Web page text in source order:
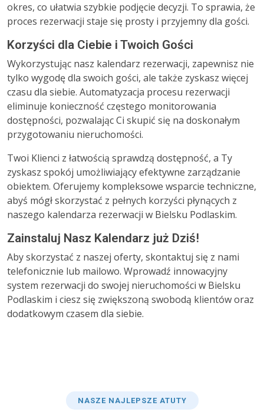
okres, co ułatwia szybkie podjęcie decyzji. To sprawia, że
proces rezerwacji staje się prosty i przyjemny dla gości.
Korzyści dla Ciebie i Twoich Gości
Wykorzystując nasz kalendarz rezerwacji, zapewnisz nie
tylko wygodę dla swoich gości, ale także zyskasz więcej
czasu dla siebie. Automatyzacja procesu rezerwacji
eliminuje konieczność częstego monitorowania
dostępności, pozwalając Ci skupić się na doskonałym
przygotowaniu nieruchomości.
Twoi Klienci z łatwością sprawdzą dostępność, a Ty
zyskasz spokój umożliwiający efektywne zarządzanie
obiektem. Oferujemy kompleksowe wsparcie techniczne,
abyś mógł skorzystać z pełnych korzyści płynących z
naszego kalendarza rezerwacji w Bielsku Podlaskim.
Zainstaluj Nasz Kalendarz już Dziś!
Aby skorzystać z naszej oferty, skontaktuj się z nami
telefonicznie lub mailowo. Wprowadź innowacyjny
system rezerwacji do swojej nieruchomości w Bielsku
Podlaskim i ciesz się zwiększoną swobodą klientów oraz
dodatkowym czasem dla siebie.
NASZE NAJLEPSZE ATUTY